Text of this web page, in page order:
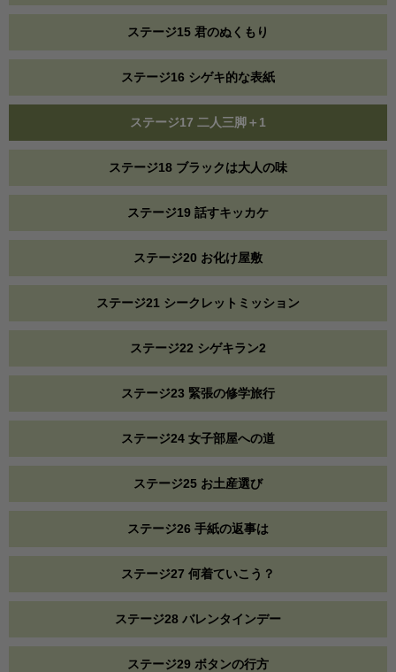
ステージ15 君のぬくもり
ステージ16 シゲキ的な表紙
ステージ17 二人三脚＋1
ステージ18 ブラックは大人の味
ステージ19 話すキッカケ
ステージ20 お化け屋敷
ステージ21 シークレットミッション
ステージ22 シゲキラン2
ステージ23 緊張の修学旅行
ステージ24 女子部屋への道
ステージ25 お土産選び
ステージ26 手紙の返事は
ステージ27 何着ていこう？
ステージ28 バレンタインデー
ステージ29 ボタンの行方